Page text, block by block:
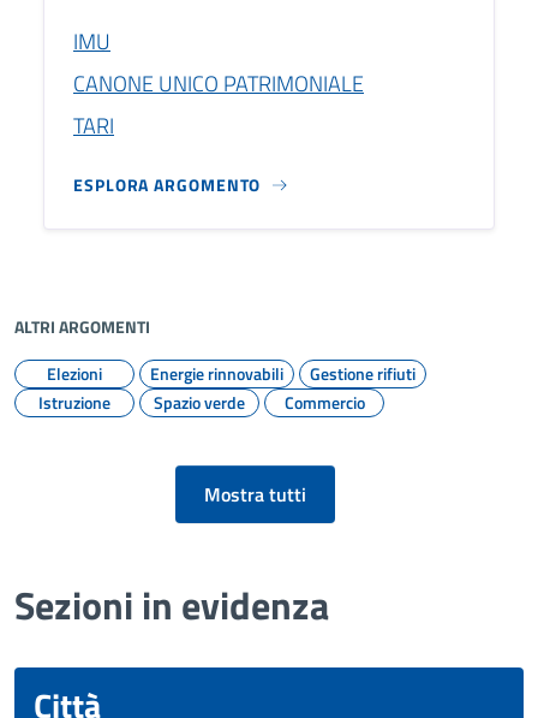
IMU
CANONE UNICO PATRIMONIALE
TARI
ESPLORA ARGOMENTO
ALTRI ARGOMENTI
Elezioni
Energie rinnovabili
Gestione rifiuti
Istruzione
Spazio verde Commercio
Mostra tutti
Sezioni in evidenza
Città